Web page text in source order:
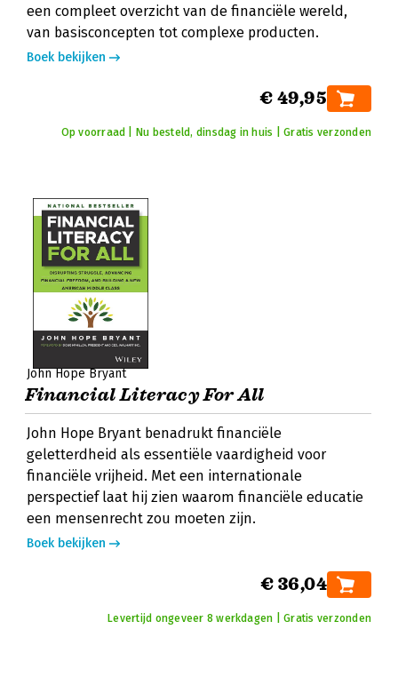
een compleet overzicht van de financiële wereld,
van basisconcepten tot complexe producten.
Boek bekijken
€ 49,95
Op voorraad | Nu besteld, dinsdag in huis | Gratis verzonden
John Hope Bryant
Financial Literacy For All
John Hope Bryant benadrukt financiële
geletterdheid als essentiële vaardigheid voor
financiële vrijheid. Met een internationale
perspectief laat hij zien waarom financiële educatie
een mensenrecht zou moeten zijn.
Boek bekijken
€ 36,04
Levertijd ongeveer 8 werkdagen | Gratis verzonden